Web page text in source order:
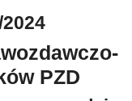
PZD